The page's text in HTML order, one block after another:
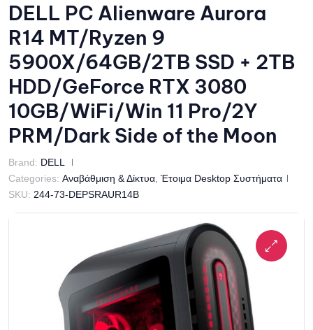
DELL PC Alienware Aurora
R14 MT/Ryzen 9
5900X/64GB/2TB SSD + 2TB
HDD/GeForce RTX 3080
10GB/WiFi/Win 11 Pro/2Y
PRM/Dark Side of the Moon
Brand: DELL
Categories: Αναβάθμιση & Δίκτυα Έτοιμα Desktop Συστήματα
SKU: 244-73-DEPSRAUR14B